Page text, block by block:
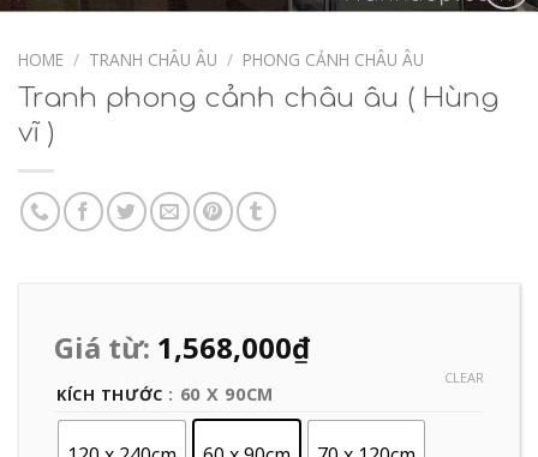
HOME / TRANH CHÂU ÂU / PHONG CẢNH CHÂU ÂU
Tranh phong cảnh châu âu ( Hùng
vĩ )
Giá từ: 1,568,000₫
KÍCH THƯỚC : 60 X 90CM
CLEAR